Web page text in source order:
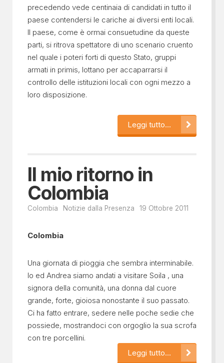
precedendo vede centinaia di candidati in tutto il
paese contendersi le cariche ai diversi enti locali.
Il paese, come è ormai consuetudine da queste
parti, si ritrova spettatore di uno scenario cruento
nel quale i poteri forti di questo Stato, gruppi
armati in primis, lottano per accaparrarsi il
controllo delle istituzioni locali con ogni mezzo a
loro disposizione.
Leggi tutto...
Il mio ritorno in
Colombia
Colombia Notizie dalla Presenza 19 Ottobre 2011
Colombia
Una giornata di pioggia che sembra interminabile.
Io ed Andrea siamo andati a visitare Soila , una
signora della comunità, una donna dal cuore
grande, forte, gioiosa nonostante il suo passato.
Ci ha fatto entrare, sedere nelle poche sedie che
possiede, mostrandoci con orgoglio la sua scrofa
con tre porcellini.
Leggi tutto...